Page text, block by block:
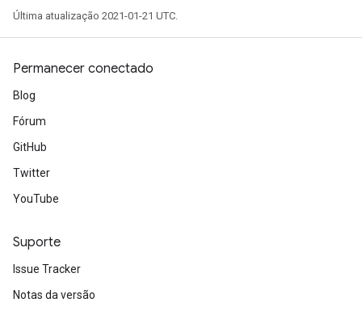
Última atualização 2021-01-21 UTC.
Permanecer conectado
Blog
Fórum
GitHub
Twitter
YouTube
Suporte
Issue Tracker
Notas da versão